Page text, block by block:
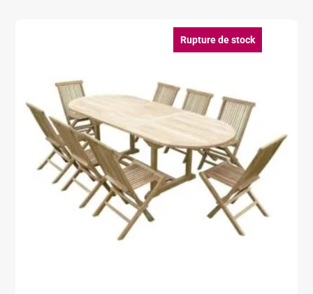
Rupture de stock